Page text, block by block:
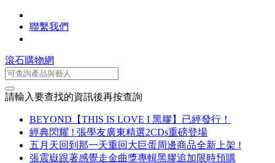
聯繫我們
滾石購物網
請輸入要查找的資訊後再按查詢
BEYOND【THIS IS LOVE I 黑膠】已經發行！
經典閃耀 ! 張學友廣東精選2CDs重磅登場
五月天回到那一天重回大巨蛋周邊商品全新上架 !
張震嶽跟著感覺走金曲獎專輯黑膠追加限時預購